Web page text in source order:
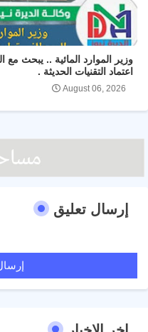
وزير الموارد المائية .. يبحث مع
اعتماد التقنيات الحديثة .
August 06, 2026
إرسال تعليق